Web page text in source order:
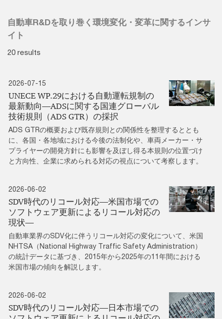
自動車R&Dを取り巻く環境変化・変革に関するインサ
イト
20 results
2026-07-15
UNECE WP.29における自動運転規制の
最新動向―ADSに関する国連グローバル
技術規則（ADS GTR）の採択
ADS GTRの概要および既存規則との関係性を整理するととも
に、各国・各地域における今後の法制化や、車両メーカー・サ
プライヤーの開発方針にも影響を及ぼし得る本規則の位置づけ
と方向性、企業に求められる対応の視点について考察します。
2026-06-02
SDV時代のリコール対応―米国市場での
ソフトウェア更新によるリコール対応の
現状―
自動車業界のSDV化に伴うリコール対応の変化について、米国
NHTSA（National Highway Traffic Safety Administration）
の統計データに基づき、2015年から2025年の11年間における
米国市場の傾向を解説します。
2026-06-02
SDV時代のリコール対応―日本市場での